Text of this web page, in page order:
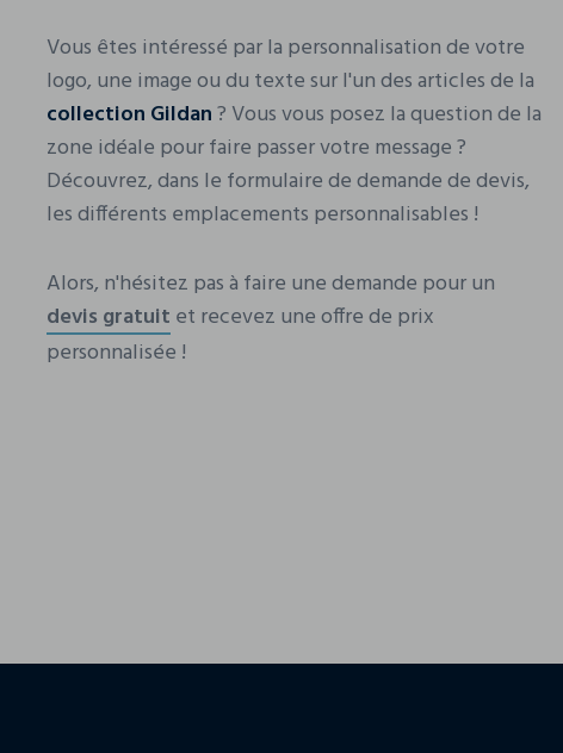
Vous êtes intéressé par la personnalisation de votre
logo, une image ou du texte sur l'un des articles de la
collection Gildan? Vous vous posez la question de la
zone idéale pour faire passer votre message ?
Découvrez, dans le formulaire de demande de devis,
les différents emplacements personnalisables !
Alors, n'hésitez pas à faire une demande pour un
devis gratuit et recevez une offre de prix
personnalisée !